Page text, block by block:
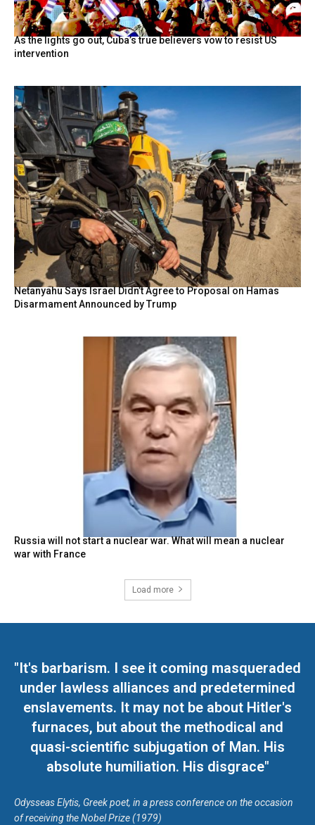
As the lights go out, Cuba’s true believers vow to resist US
intervention
Netanyahu Says Israel Didn’t Agree to Proposal on Hamas
Disarmament Announced by Trump
Russia will not start a nuclear war. What will mean a nuclear
war with France
Load more
"It's barbarism. I see it coming masqueraded
under lawless alliances and predetermined
enslavements. It may not be about Hitler's
furnaces, but about the methodical and
quasi-scientific subjugation of Man. His
absolute humiliation. His disgrace"
Odysseas Elytis, Greek poet, in a press conference on the occasion
of receiving the Nobel Prize (1979)